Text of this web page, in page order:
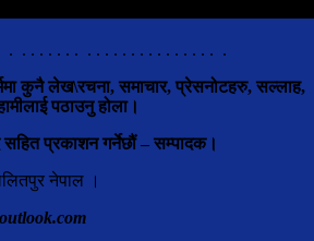
. . . . . . . . . . . . . . . . . . . . . . . .
कुनैलेख\रचना, समाचार, प्रेसनोटहरु, सल्लाह,
पठाउनु होला।
सहित प्रकाशन गर्नेछौं – सम्पादक।
नेपाल ।